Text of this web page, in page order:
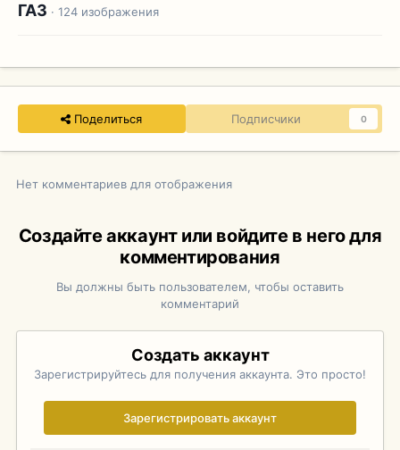
ГАЗ · 124 изображения
Поделиться Подписчики 0
Нет комментариев для отображения
Создайте аккаунт или войдите в него для
комментирования
Вы должны быть пользователем, чтобы оставить
комментарий
Создать аккаунт
Зарегистрируйтесь для получения аккаунта. Это просто!
Зарегистрировать аккаунт